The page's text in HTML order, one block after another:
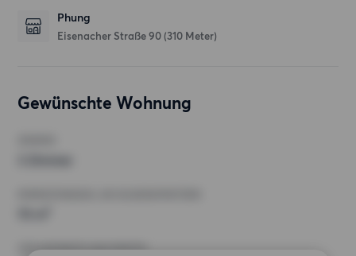
Phung
Eisenacher Straße 90 (310 Meter)
Gewünschte Wohnung
HÖCHSTMIETE (KALTMIETE)